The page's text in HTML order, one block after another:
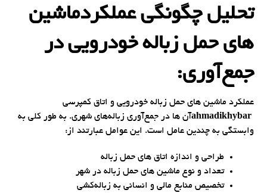
تحلیل چگونگی عملکردماشین
های حمل زباله خودرویی در
جمع‌آوری:
عملکرد ماشین های حمل زباله خودرویی و اتاق کمپرسی
ahmadikhybarآن ها در جمع‌آوری زباله‌های شهری. به طور کلی به
وابستگی به چندین عامل است. این عوامل عبارتند از:
طراحی و اندازه اتاق های حمل زباله
تعداد و نوع ماشین های حمل زباله در شهر
تخصیص منابع مالی و انسانی به زباله‌کشی